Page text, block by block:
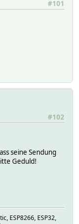
#101
#102
seine Sendung
Geduld!
ESP8266, ESP32,